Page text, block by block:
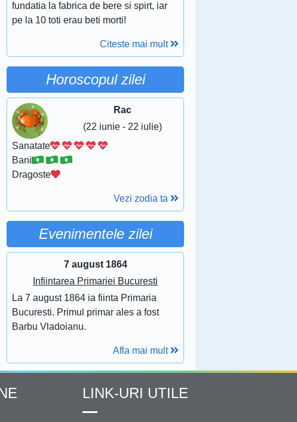
fundatia la fabrica de bere si spirt, iar
pe la 10 toti erau beti morti!
Citeste mai mult
Horoscopul zilei
Rac
(22 iunie - 22 iulie)
Sanatate
Bani
Dragoste
Vezi zodia ta
Evenimentele zilei
7 august 1864
Infiintarea Primariei Bucuresti
La 7 august 1864 ia fiinta Primaria
Bucuresti. Primul primar ales a fost
Barbu Vladoianu.
Afla mai mult
LINK-URI UTILE